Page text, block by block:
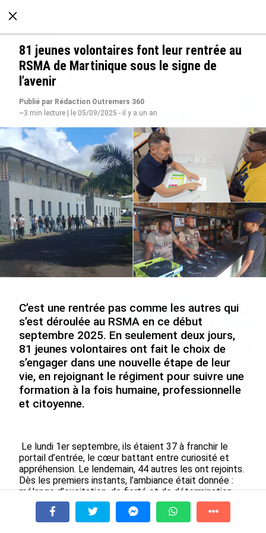
À LA UNE POLITIQUE ECONOMIE SOCIÉTÉ
Grandes figures des Outre-mer : Jane et
Paulette Nardal, les sœurs martiniquaises au
cœur du mouvement de la négritude
le 09/08/2026
SÉRIE. Histoire des chefs-
lieux d’Outre-mer : Nouméa,
une capitale construite par
le bagne, le nickel et le
Rapport 2025 de l’Ifremer :
un engagement décisif dans
les Outre-mer
De Messi à Trump : l’expérience
internationale du Martiniquais Benoît
Etinof au ...
le 07/08/2026
À la une Tv Radio A Propos
81 jeunes volontaires font leur rentrée au
RSMA de Martinique sous le signe de
l’avenir
Publié par Rédaction Outremers 360
~3 min lecture | le 05/09/2025 - il y a un an
C’est une rentrée pas comme les autres qui
s’est déroulée au RSMA en ce début
septembre 2025. En seulement deux jours,
81 jeunes volontaires ont fait le choix de
s’engager dans une nouvelle étape de leur
vie, en rejoignant le régiment pour suivre une
formation à la fois humaine, professionnelle
et citoyenne.
Le lundi 1er septembre, ils étaient 37 à franchir le
portail d’entrée, le cœur battant entre curiosité et
appréhension. Le lendemain, 44 autres les ont rejoints.
Dès les premiers instants, l’ambiance était donnée :
mélange d’excitation, de fierté et de détermination.
Pour beaucoup, c’est la première fois qu’ils quittent
leur environnement familial pour s’immerger dans une
expérience collective, exigeante mais pleine de